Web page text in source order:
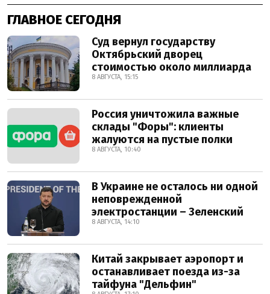
ГЛАВНОЕ СЕГОДНЯ
Суд вернул государству
Октябрьский дворец
стоимостью около миллиарда
8 АВГУСТА, 15:15
Россия уничтожила важные
склады "Форы": клиенты
жалуются на пустые полки
8 АВГУСТА, 10:40
В Украине не осталось ни одной
неповрежденной
электростанции – Зеленский
8 АВГУСТА, 14:10
Китай закрывает аэропорт и
останавливает поезда из-за
тайфуна "Дельфин"